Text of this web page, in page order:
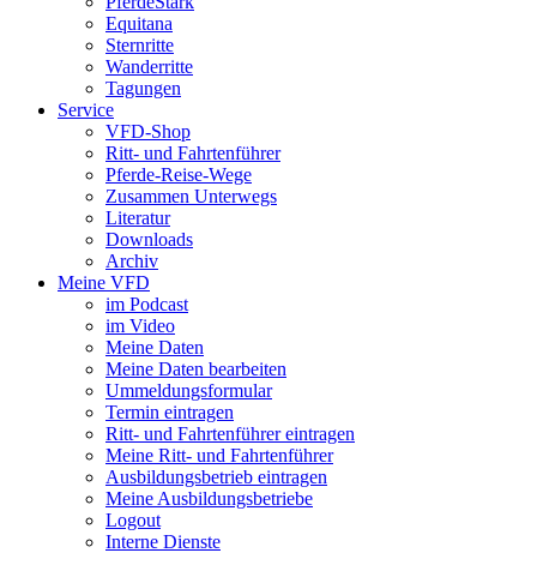
Equitana
Sternritte
Wanderritte
Tagungen
Service
VFD-Shop
Ritt- und Fahrtenführer
Pferde-Reise-Wege
Zusammen Unterwegs
Literatur
Downloads
Archiv
Meine VFD
im Podcast
im Video
Meine Daten
Meine Daten bearbeiten
Ummeldungsformular
Termin eintragen
Ritt- und Fahrtenführer eintragen
Meine Ritt- und Fahrtenführer
Ausbildungsbetrieb eintragen
Meine Ausbildungsbetriebe
Logout
Interne Dienste